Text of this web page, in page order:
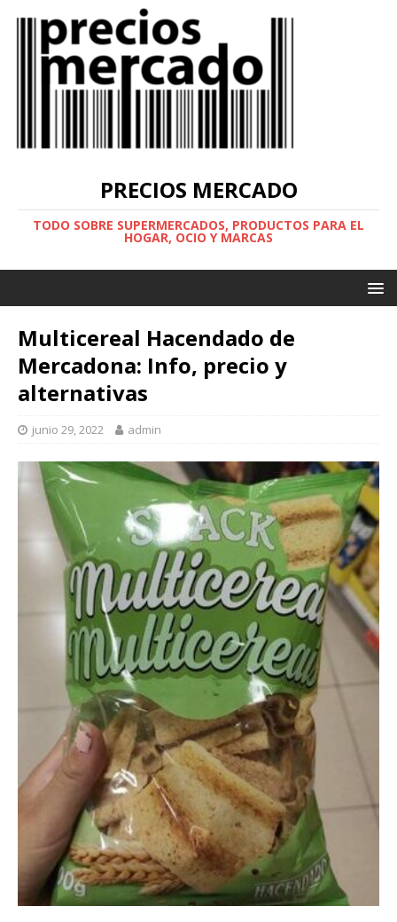
PRECIOS MERCADO
TODO SOBRE SUPERMERCADOS, PRODUCTOS PARA EL
HOGAR, OCIO Y MARCAS
Multicereal Hacendado de
Mercadona: Info, precio y
alternativas
junio 29, 2022 admin